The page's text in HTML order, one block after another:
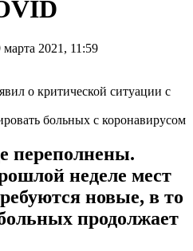
2021, 11:59
больных с коронавирусом
переполнены.
неделе мест
новые, в то
продолжает